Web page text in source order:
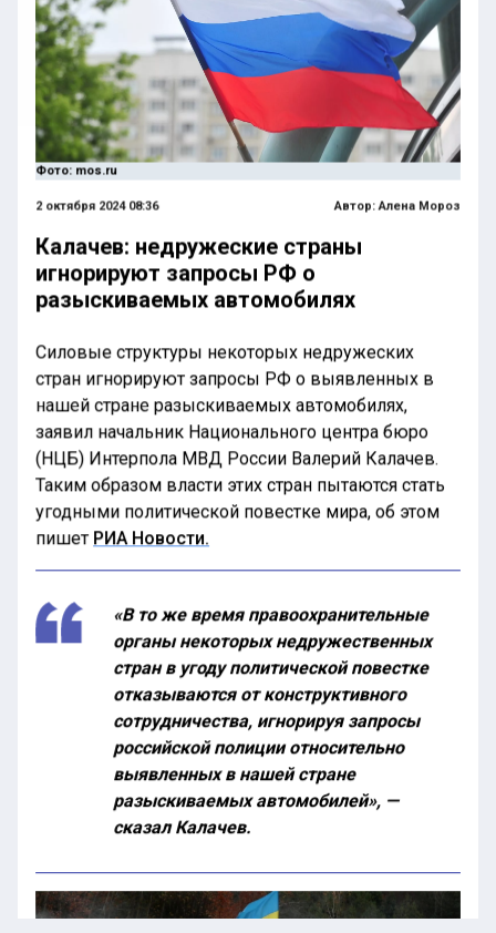
Фото: mos.ru
2 октября 2024 08:36 Автор:Алена Мороз
Калачев: недружеские страны
игнорируют запросы РФ о
разыскиваемых автомобилях
Силовые структуры некоторых недружеских
стран игнорируют запросы РФ о выявленных в
нашей стране разыскиваемых автомобилях,
заявил начальник Национального центра бюро
(НЦБ) Интерпола МВД России Валерий Калачев.
Таким образом власти этих стран пытаются стать
угодными политической повестке мира, об этом
пишет РИА Новости.
«В то же время правоохранительные
органы некоторых недружественных
стран в угоду политической повестке
отказываются от конструктивного
сотрудничества, игнорируя запросы
российской полиции относительно
выявленных в нашей стране
разыскиваемых автомобилей», —
сказал Калачев.